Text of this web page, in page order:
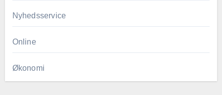
Nyhedsservice
Online
Økonomi